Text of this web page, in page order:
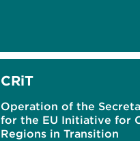
CRiT
Operation of the
for the EU Initiative for
Regions in Transition